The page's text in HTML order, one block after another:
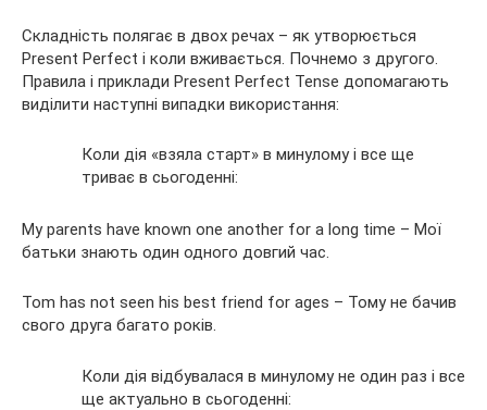
Складність полягає в двох речах – як утворюється
Present Perfect і коли вживається. Почнемо з другого.
Правила і приклади Present Perfect Tense допомагають
виділити наступні випадки використання:
Коли дія «взяла старт» в минулому і все ще
триває в сьогоденні:
My parents have known one another for a long time – Мої
батьки знають один одного довгий час.
Tom has not seen his best friend for ages – Тому не бачив
свого друга багато років.
Коли дія відбувалася в минулому не один раз і все
ще актуально в сьогоденні: